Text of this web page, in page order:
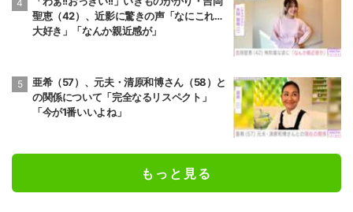
聖恵（42）、近影に驚きの声「なにこれ…
大好き」「なんか親近感が」
亜希（57）、元夫・清原和博さん（58）と
の関係について「完全なるリスペクト」
「今が1番いいよね」
もっと見る